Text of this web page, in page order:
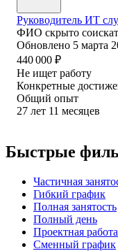
Руководитель ИТ
ФИО скрыто
Обновлено 5 марта
440 000 ₽
Не ищет работу
Конкретные
Общий опыт
27 лет 11 месяцев
Быстрые
Частичная
Гибкий график
Полная занятость
Полный день
Проектная работа
Сменный график